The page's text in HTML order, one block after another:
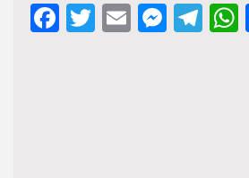
Facebook
Twitter
Email